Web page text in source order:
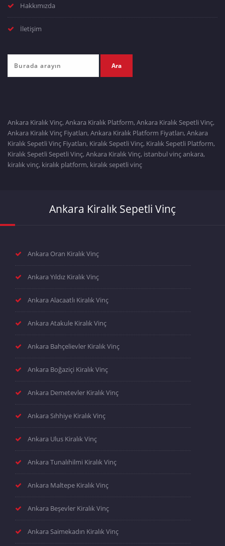
Hakkımızda
İletişim
Ankara Kiralık Vinç, Ankara Kiralık Platform, Ankara Kiralık Sepetli Vinç,
Ankara Kiralık Vinç Fiyatları, Ankara Kiralık Platform Fiyatları, Ankara
Kiralık Sepetli Vinç Fiyatları, Kiralık Sepetli Vinç, Kiralık Sepetli Platform,
Kiralık Sepetli Sepetli Vinç, Ankara Kiralık Vinç, istanbul vinç ankara,
kiralık vinç, kiralık platform, kiralık sepetli vinç
Ankara Kiralık Sepetli Vinç
Ankara Oran Kiralık Vinç
Ankara Yıldız Kiralık Vinç
Ankara Alacaatlı Kiralık Vinç
Ankara Atakule Kiralık Vinç
Ankara Bahçelievler Kiralık Vinç
Ankara Boğaziçi Kiralık Vinç
Ankara Demetevler Kiralık Vinç
Ankara Sıhhiye Kiralık Vinç
Ankara Ulus Kiralık Vinç
Ankara Tunalıhilmi Kiralık Vinç
Ankara Maltepe Kiralık Vinç
Ankara Beşevler Kiralık Vinç
Ankara Saimekadın Kiralık Vinç